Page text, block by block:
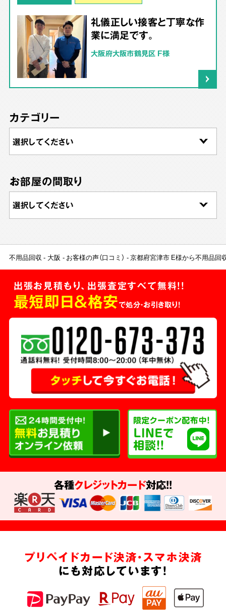
礼儀正しい接客と丁寧な作
業に満足です。
大阪府大阪市鶴見区 F様
カテゴリー
お部屋の間取り
不用品回収 大阪 お客様の声（口コミ） 京都府宮津市 E様から不用品回
出張お見積もり、出張査定すべて無料!!
最短即日＆格安で処分・お引き取り！
各種クレジットカード対応!!
プリペイドカード決済・スマホ決済
にも対応しています!